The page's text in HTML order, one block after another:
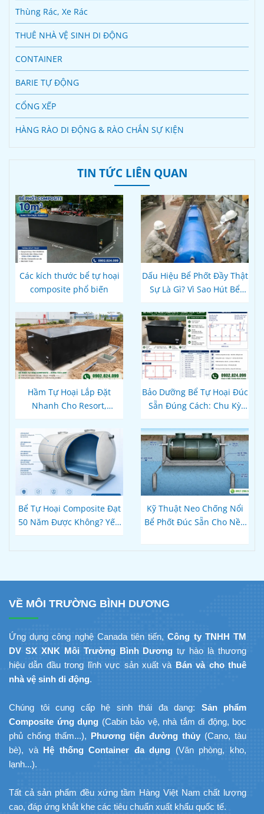
Thùng Rác, Xe Rác
THUÊ NHÀ VỆ SINH DI ĐỘNG
CONTAINER
BARIE TỰ ĐỘNG
CỔNG XẾP
HÀNG RÀO DI ĐỘNG & RÀO CHẮN SỰ KIỆN
TIN TỨC LIÊN QUAN
Các kích thước bể tự hoại
composite phổ biến
Dấu Hiệu Bể Phốt Đầy Thật
Sự Là Gì? Vì Sao Hút Bể
Chậm?
Hầm Tự Hoại Lắp Đặt
Nhanh Cho Resort,
Giang: Giải Pháp
Composite Đúc Sẵn Tối Ưu
Tiến Độ Du Lịch
Bảo Dưỡng Bể Tự Hoại Đúc
Sẵn Đúng Cách: Chu Kỳ
Dùng Vi Sinh Để Không
Bao Giờ Tắc
Bể Tự Hoại Composite Đạt
50 Năm Được Không? Yếu
Thực Tế
Kỹ Thuật Neo Chống Nổi
Bể Phốt Đúc Sẵn Cho Nền
Nước — Đai Bê Tông & Bản
VỀ MÔI TRƯỜNG BÌNH DƯƠNG
Ứng dụng công nghệ Canada tiên tiến,Công ty TNHH TM
DV SX XNK Môi Trường Bình Dương tự hào là thương
hiệu dẫn đầu trong lĩnh vực sản xuất và Bán và cho thuê
nhà vệ sinh di động.
Chúng tôi cung cấp hệ sinh thái đa dạng: Sản phẩm
Composite ứng dụng (Cabin bảo vệ, nhà tắm di động, bọc
phủ chống thấm...), Phương tiện đường thủy (Cano, tàu
bè), và Hệ thống Container đa dụng (Văn phòng, kho,
lạnh...).
Tất cả sản phẩm đều xứng tầm Hàng Việt Nam chất lượng
cao, đáp ứng khắt khe các tiêu chuẩn xuất khẩu quốc tế.